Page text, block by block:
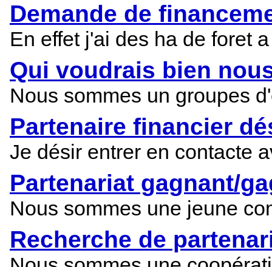
Demande de
En effet j'ai des ha de foret
Qui voudrais bien
Nous sommes un groupes
Partenaire financier
Je désir entrer en contacte
Partenariat gagnant/
Nous sommes une jeune
Recherche de